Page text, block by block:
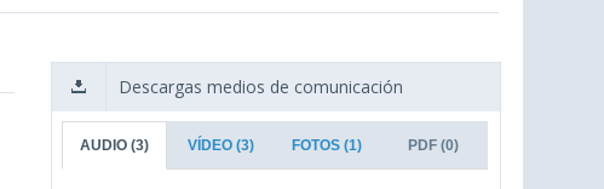
Descargas medios de comunicación
AUDIO(3) VÍDEO(3) FOTOS (1) PDF (0)